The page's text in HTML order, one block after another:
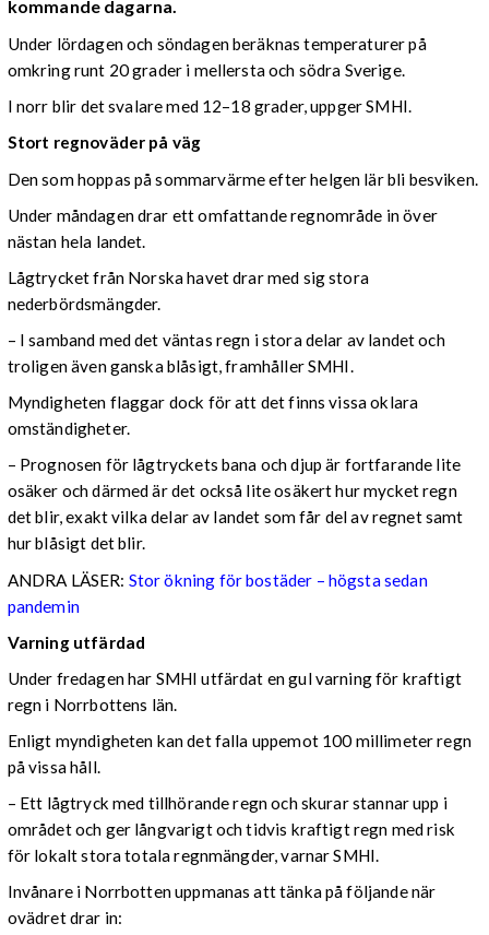
kommande dagarna.
Under lördagen och söndagen beräknas temperaturer på
omkring runt 20 grader i mellersta och södra Sverige.
I norr blir det svalare med 12–18 grader, uppger SMHI.
Stort regnoväder på väg
Den som hoppas på sommarvärme efter helgen lär bli besviken.
Under måndagen drar ett omfattande regnområde in över
nästan hela landet.
Lågtrycket från Norska havet drar med sig stora
nederbördsmängder.
– I samband med det väntas regn i stora delar av landet och
troligen även ganska blåsigt, framhåller SMHI.
Myndigheten flaggar dock för att det finns vissa oklara
omständigheter.
– Prognosen för lågtryckets bana och djup är fortfarande lite
osäker och därmed är det också lite osäkert hur mycket regn
det blir, exakt vilka delar av landet som får del av regnet samt
hur blåsigt det blir.
ANDRA LÄSER: Stor ökning för bostäder – högsta sedan
pandemin
Varning utfärdad
Under fredagen har SMHI utfärdat en gul varning för kraftigt
regn i Norrbottens län.
Enligt myndigheten kan det falla uppemot 100 millimeter regn
på vissa håll.
– Ett lågtryck med tillhörande regn och skurar stannar upp i
området och ger långvarigt och tidvis kraftigt regn med risk
för lokalt stora totala regnmängder, varnar SMHI.
Invånare i Norrbotten uppmanas att tänka på följande när
ovädret drar in: